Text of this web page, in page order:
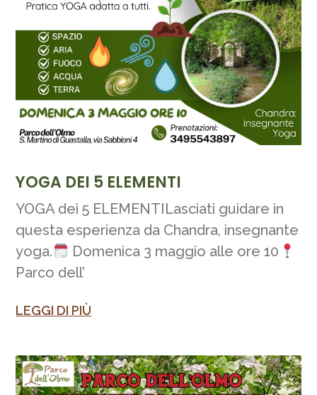
YOGA DEI 5 ELEMENTI
YOGA dei 5 ELEMENTILasciati guidare in
questa esperienza da Chandra, insegnante
yoga.
Domenica 3 maggio alle ore 10
Parco dell’
LEGGI DI PIÙ